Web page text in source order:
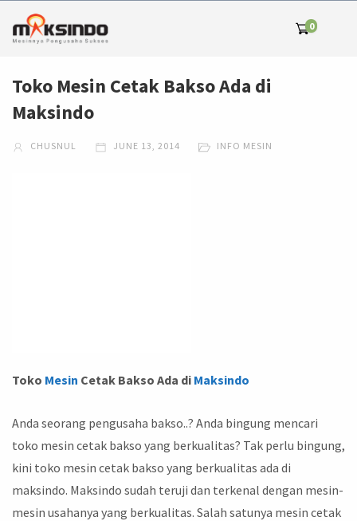
0
Toko Mesin Cetak Bakso Ada di
Maksindo
CHUSNUL JUNE 13, 2014 INFO MESIN
Toko Mesin Cetak Bakso Ada di Maksindo
Anda seorang pengusaha bakso..? Anda bingung mencari
toko mesin cetak bakso yang berkualitas? Tak perlu bingung,
kini toko mesin cetak bakso yang berkualitas ada di
maksindo. Maksindo sudah teruji dan terkenal dengan mesin-
mesin usahanya yang berkualitas. Salah satunya mesin cetak